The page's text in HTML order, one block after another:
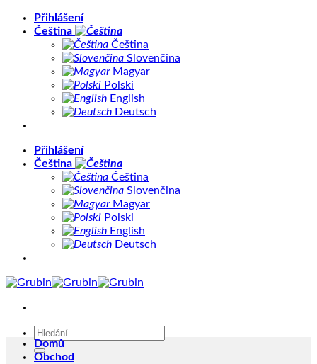
PřeskočitPřihlášení
Čeština
Čeština
Slovenčina
Magyar
Polski
English
Deutsch
Přihlášení
Čeština
Čeština
Slovenčina
Magyar
Polski
English
Deutsch
Hledat:
Domů
Obchod